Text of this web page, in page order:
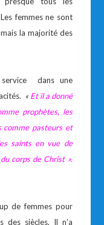
femmes ne sont
la majorité des
service dans une
«Et il a donné
prophètes, les
comme pasteurs et
saints en vue de
corps de Christ ».
de femmes pour
des siècles, Il n’a